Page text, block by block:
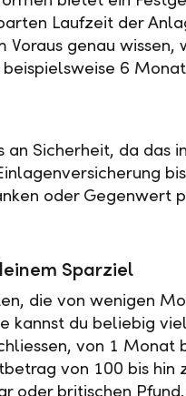
Laufzeit der
Voraus genau wissen,
6
an Sicherheit, da das
oder Gegenwert
Sparziel
die von wenigen
kannst du beliebig
von 1 Monat
von 100 bis hin
oder britischen